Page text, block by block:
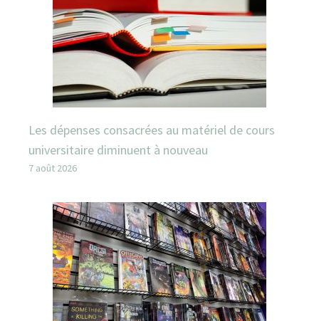
Les dépenses consacrées au matériel de cours
universitaire diminuent à nouveau
7 août 2026